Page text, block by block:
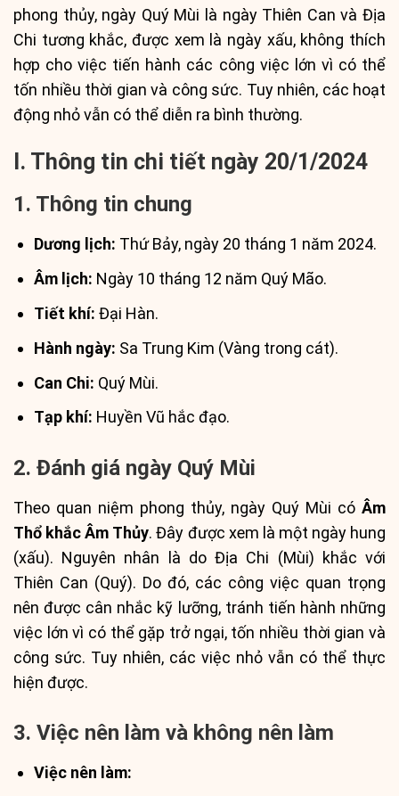
phong thủy, ngày Quý Mùi là ngày Thiên Can và Địa
Chi tương khắc, được xem là ngày xấu, không thích
hợp cho việc tiến hành các công việc lớn vì có thể
tốn nhiều thời gian và công sức. Tuy nhiên, các hoạt
động nhỏ vẫn có thể diễn ra bình thường.
I. Thông tin chi tiết ngày 20/1/2024
1. Thông tin chung
Dương lịch: Thứ Bảy, ngày 20 tháng 1 năm 2024.
Âm lịch: Ngày 10 tháng 12 năm Quý Mão.
Tiết khí: Đại Hàn.
Hành ngày: Sa Trung Kim (Vàng trong cát).
Can Chi: Quý Mùi.
Tạp khí: Huyền Vũ hắc đạo.
2. Đánh giá ngày Quý Mùi
Theo quan niệm phong thủy, ngày Quý Mùi có Âm
Thổ khắc Âm Thủy. Đây được xem là một ngày hung
(xấu). Nguyên nhân là do Địa Chi (Mùi) khắc với
Thiên Can (Quý). Do đó, các công việc quan trọng
nên được cân nhắc kỹ lưỡng, tránh tiến hành những
việc lớn vì có thể gặp trở ngại, tốn nhiều thời gian và
công sức. Tuy nhiên, các việc nhỏ vẫn có thể thực
hiện được.
3. Việc nên làm và không nên làm
Việc nên làm: